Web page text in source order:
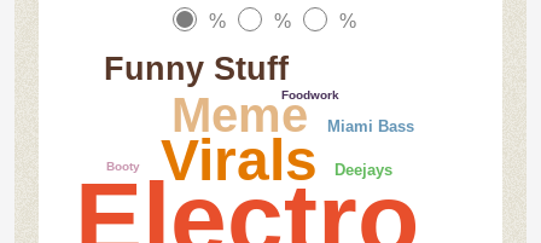
% % %
Electro
Virals
Meme
Funny Stuff
Deejays
Miami Bass
Foodwork
Booty